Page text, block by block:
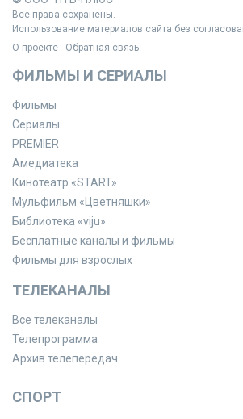
Все права сохранены.
Использование материалов сайта без
О проекте
Обратная связь
ФИЛЬМЫ И СЕРИАЛЫ
Фильмы
Сериалы
PREMIER
Амедиатека
Кинотеатр «START»
Мульфильм «Цветняшки»
Библиотека «viju»
Бесплатные каналы и фильмы
Фильмы для взрослых
ТЕЛЕКАНАЛЫ
Все телеканалы
Телепрограмма
Архив телепередач
СПОРТ